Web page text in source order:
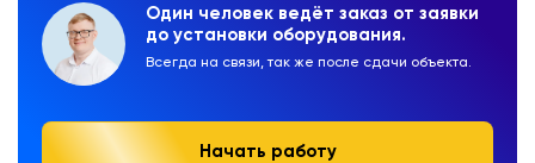
Один человек ведёт заказ от заявки
до установки оборудования.
Всегда на связи, так же после сдачи объекта.
Начать работу